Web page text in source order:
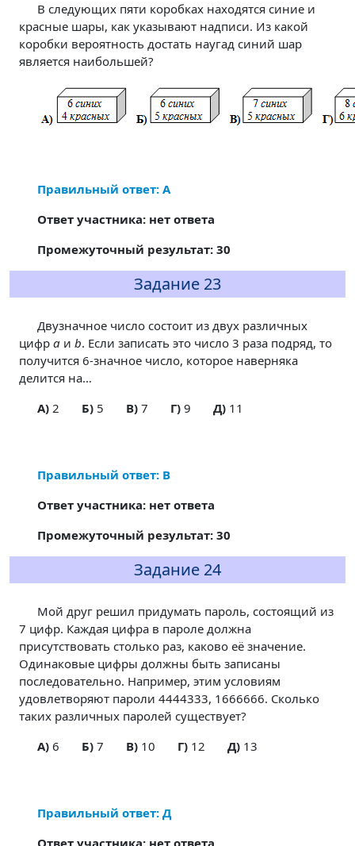
В следующих пяти коробках находятся синие и
красные шары, как указывают надписи. Из какой
коробки вероятность достать наугад синий шар
является наибольшей?
Правильный ответ: А
Ответ участника: нет ответа
Промежуточный результат: 30
Задание 23
Двузначное число состоит из двух различных
цифр a и b. Если записать это число 3 раза подряд, то
получится 6-значное число, которое наверняка
делится на…
A)2 Б)5 В)7 Г)9 Д)11
Правильный ответ: В
Ответ участника: нет ответа
Промежуточный результат: 30
Задание 24
Мой друг решил придумать пароль, состоящий из
7 цифр. Каждая цифра в пароле должна
присутствовать столько раз, каково её значение.
Одинаковые цифры должны быть записаны
последовательно. Например, этим условиям
удовлетворяют пароли 4444333, 1666666. Сколько
таких различных паролей существует?
A)6 Б)7 В)10 Г)12 Д)13
Правильный ответ: Д
Ответ участника: нет ответа